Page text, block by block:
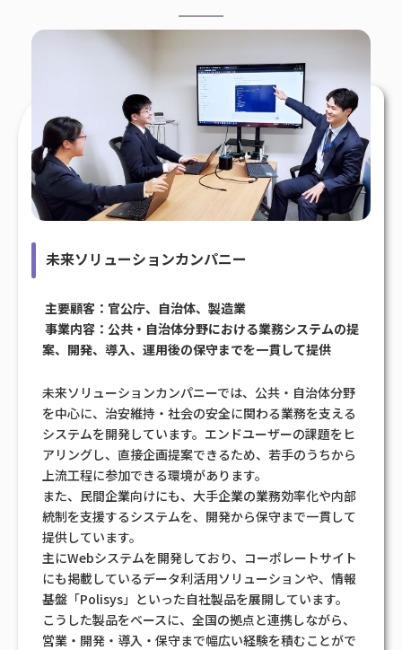
未来ソリューションカンパニー
主要顧客：官公庁、自治体、製造業
事業内容：公共・自治体分野における業務システムの提
案、開発、導入、運用後の保守までを一貫して提供
未来ソリューションカンパニーでは、公共・自治体分野
を中心に、治安維持・社会の安全に関わる業務を支える
システムを開発しています。エンドユーザーの課題をヒ
アリングし、直接企画提案できるため、若手のうちから
上流工程に参加できる環境があります。
また、民間企業向けにも、大手企業の業務効率化や内部
統制を支援するシステムを、開発から保守まで一貫して
提供しています。
主にWebシステムを開発しており、コーポレートサイト
にも掲載しているデータ利活用ソリューションや、情報
基盤「Polisys」といった自社製品を展開しています。
こうした製品をベースに、全国の拠点と連携しながら、
営業・開発・導入・保守まで幅広い経験を積むことがで